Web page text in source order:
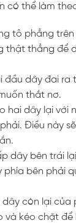
có thể làm
tô phẳng
thật thẳng để
đầu dây đai ra
thắt nơ.
hai dây lại với
Điều này
dây bên trái
phía bên phải
dây còn lại của
và kéo chặt để